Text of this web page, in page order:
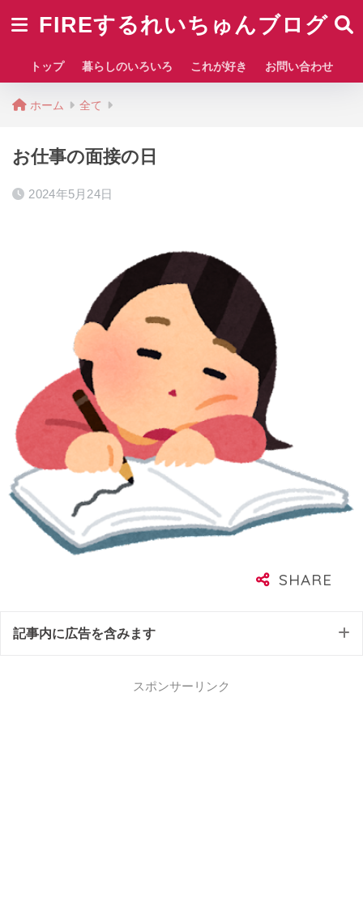
FIREするれいちゅんブログ
トップ 暮らしのいろいろ これが好き お問い合わせ
ホーム 全て
お仕事の面接の日
2024年5月24日
記事内に広告を含みます
スポンサーリンク